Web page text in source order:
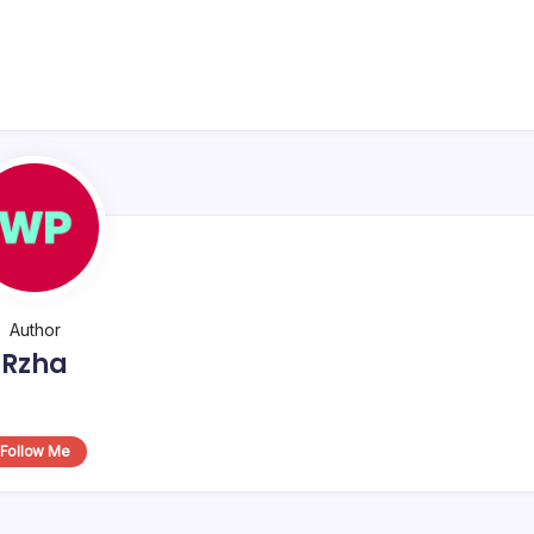
Author
Rzha
Follow Me